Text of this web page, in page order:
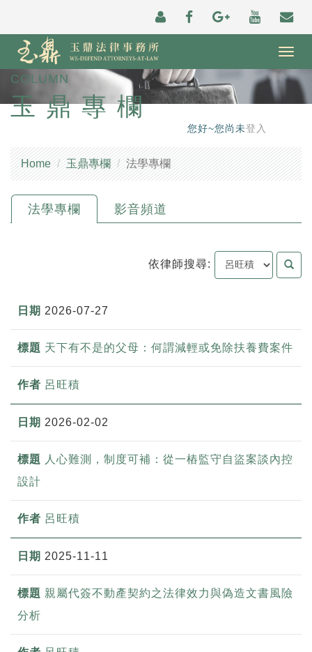
COLUMN
玉鼎專欄
您好~您尚未登入
Home 玉鼎專欄 法學專欄
法學專欄 影音頻道
依律師搜尋:
2026-07-27
天下有不是的父母：何謂減輕或免除扶養費案件
呂旺積
2026-02-02
人心難測，制度可補：從一樁監守自盜案談內控
設計
呂旺積
2025-11-11
親屬代簽不動產契約之法律效力與偽造文書風險
分析